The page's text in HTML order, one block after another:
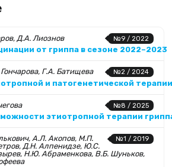
№9 / 2022
Д.А. Лиознов
от гриппа в сезоне 2022–2023
№2 / 2024
Г.А. Батищева
и патогенетической
№8 / 2025
этиотропной терапии
№1 / 2019
А.Л. Акопов, М.П.
Д.Н. Алпенидзе, Ю.С.
Н.Ю. Абраменкова, В.Б. Шуньков,